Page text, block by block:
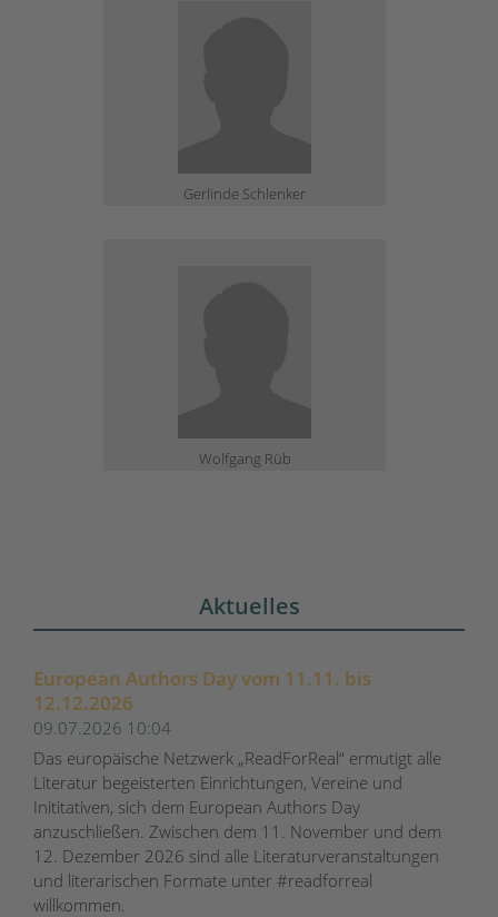
Gerlinde Schlenker
Wolfgang Rüb
Aktuelles
European Authors Day vom 11.11. bis
12.12.2026
09.07.2026 10:04
Das europäische Netzwerk „ReadForReal“ ermutigt alle
Literatur begeisterten Einrichtungen, Vereine und
Inititativen, sich dem European Authors Day
anzuschließen. Zwischen dem 11. November und dem
12. Dezember 2026 sind alle Literaturveranstaltungen
und literarischen Formate unter #readforreal
willkommen.